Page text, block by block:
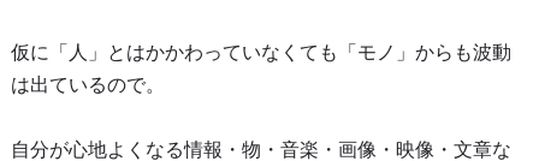
仮に「人」とはかかわっていなくても「モノ」からも波動
は出ているので。
自分が心地よくなる情報・物・音楽・画像・映像・文章な